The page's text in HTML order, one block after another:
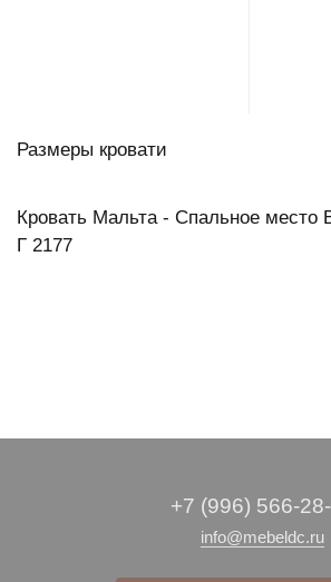
Размеры кровати
Кровать Мальта - Спальное место
Г 2177
+7 (996) 566-
info@mebeldc.ru